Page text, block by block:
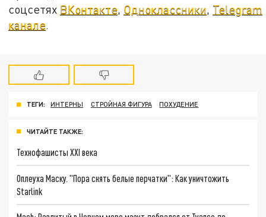
соцсетях ВКонтакте, Одноклассники, Telegram
канале.
ТЕГИ: ИНТЕРНЫ СТРОЙНАЯ ФИГУРА ПОХУДЕНИЕ
ЧИТАЙТЕ ТАКЖЕ:
Технофашисты XXI века
Оплеуха Маску. "Пора снять белые перчатки": Как уничтожить
Starlink